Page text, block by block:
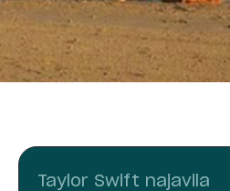
Taylor Swift najavila